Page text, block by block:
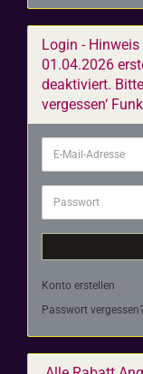
Login -
01.04.2026
deaktiviert.
vergessen‘
E-
Mail-
Adresse
Passwort
Konto erstellen
Passwort vergessen?